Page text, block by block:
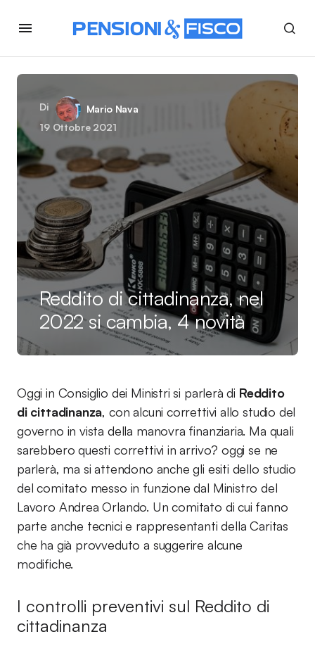
Di
Mario Nava
19 Ottobre 2021
Reddito di cittadinanza, nel
2022 si cambia, 4 novità
Oggi in Consiglio dei Ministri si parlerà di Reddito
di cittadinanza, con alcuni correttivi allo studio del
governo in vista della manovra finanziaria. Ma quali
sarebbero questi correttivi in arrivo? oggi se ne
parlerà, ma si attendono anche gli esiti dello studio
del comitato messo in funzione dal Ministro del
Lavoro Andrea Orlando. Un comitato di cui fanno
parte anche tecnici e rappresentanti della Caritas
che ha già provveduto a suggerire alcune
modifiche.
I controlli preventivi sul Reddito di
cittadinanza